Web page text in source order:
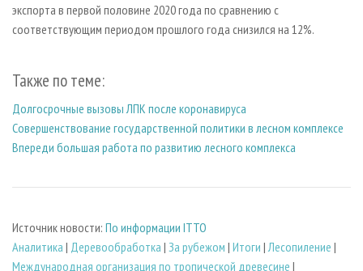
экспорта в первой половине 2020 года по сравнению с
соответствующим периодом прошлого года снизился на 12%.
Также по теме:
Долгосрочные вызовы ЛПК после коронавируса
Совершенствование государственной политики в лесном комплексе
Впереди большая работа по развитию лесного комплекса
Источник новости: По информации ITTO
Аналитика | Деревообработка | За рубежом | Итоги | Лесопиление |
Международная организация по тропической древесине |